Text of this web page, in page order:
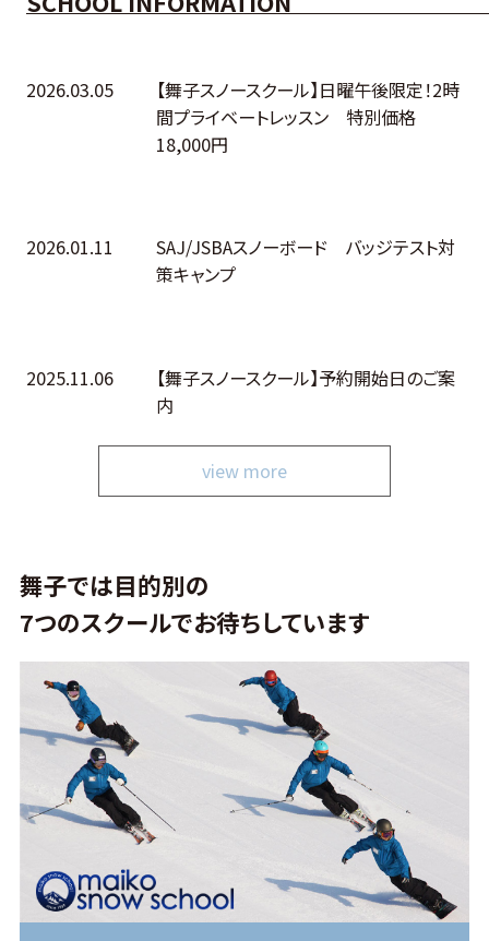
2026.03.05
【舞子スノースクール】日曜午後限定！2時
間プライベートレッスン 特別価格
18,000円
2026.01.11
SAJ/JSBAスノーボード バッジテスト対
策キャンプ
2025.11.06
【舞子スノースクール】予約開始日のご案
内
view more
舞子では目的別の
7つのスクールでお待ちしています